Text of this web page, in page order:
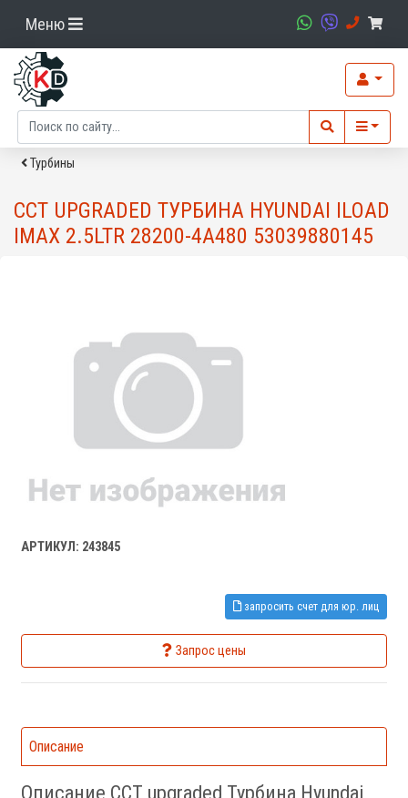
Меню
Турбины
CCT UPGRADED ТУРБИНА HYUNDAI ILOAD
IMAX 2.5LTR 28200-4A480 53039880145
АРТИКУЛ: 243845
запросить счет для юр. лиц
Запрос цены
Описание
Описание CCT upgraded Турбина Hyundai